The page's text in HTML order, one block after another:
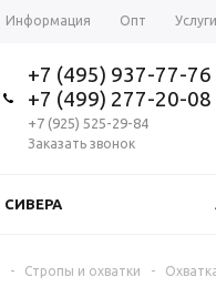
Информация Опт Услуги
+7 (495) 937-77-76
+7 (499) 277-20-08
+7 (925) 525-29-84
Заказать звонок
СИВЕРА
- Стропы и охватки -